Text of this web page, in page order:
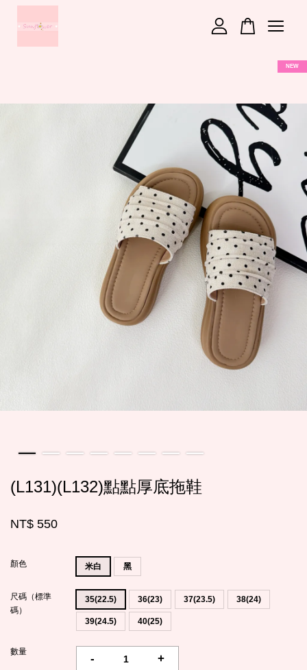
NEW
(L131)(L132)點點厚底拖鞋
NT$ 550
顏色 米白 黑
尺碼（標準
碼）
35(22.5) 36(23) 37(23.5) 38(24)
39(24.5) 40(25)
數量
- +
繼續購物